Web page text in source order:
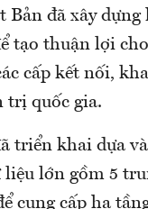
Bản đã xây
tạo thuận lợi
cấp kết nối,
trị quốc gia.
triển khai dựa
lớn gồm 5
cung cấp hạ